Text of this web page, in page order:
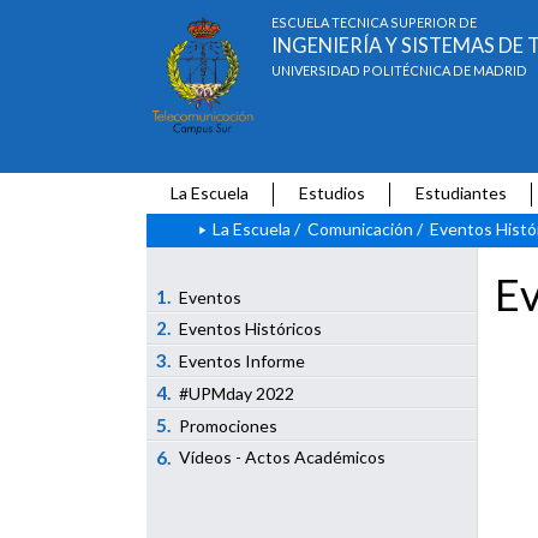
ESCUELA TÉCNICA SUPERIOR DE
INGENIERÍA Y SISTEMAS
UNIVERSIDAD POLITÉCNICA DE MADRID
La Escuela Estudios
Estudiantes
La Escuela / Comunicación / Eventos
1. Eventos
2. Eventos Históricos
3. Eventos Informe
4. #UPMday 2022
5. Promociones
6. Vídeos - Actos Académicos